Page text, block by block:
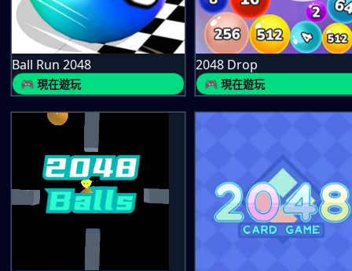
Ball Run 2048
🎮 現在遊玩
2048 Drop
🎮 現在遊玩